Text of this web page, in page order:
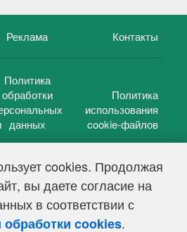
cookies. Продолжая
вы даете согласие на
в соответствии с
обработки cookies.
Реклама Контакты
Политика
обработки
данных
Политика
использования
cookie-файлов
— 2026 г.
СМИ Эл № ФС 77-39848, выдано
в сфере связи,
и массовых коммуникаций